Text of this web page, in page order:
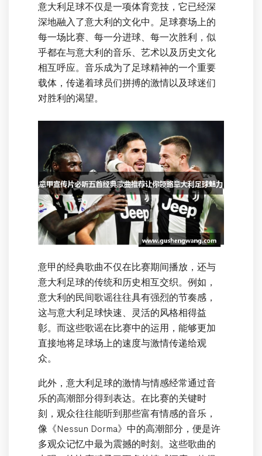
意大利足球不仅是一项体育竞技，它已经深
深地融入了意大利的文化中。足球赛场上的
每一场比赛、每一分进球、每一次胜利，似
乎都在与意大利的音乐、艺术以及历史文化
相互呼应。音乐成为了足球精神的一个重要
载体，传递着球员们拼搏的激情以及球迷们
对胜利的渴望。
意甲的经典歌曲不仅在比赛期间播放，还与
意大利足球的传统和历史相互交织。例如，
意大利的民间歌谣往往具有强烈的节奏感，
这与意大利足球快速、灵活的风格相得益
彰。而这些歌谣在比赛中的运用，能够更加
直接地将足球场上的速度与激情传递给观
众。
此外，意大利足球的激情与情感经常通过音
乐的高潮部分得到表达。在比赛的关键时
刻，观众往往能听到那些富有情感的音乐，
像《Nessun Dorma》中的高潮部分，便是许
多观众记忆中最为震撼的时刻。这些歌曲的